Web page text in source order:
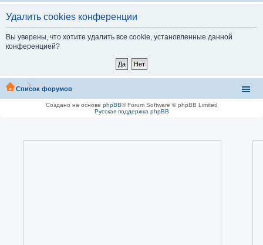
Удалить cookies конференции
Вы уверены, что хотите удалить все cookie, установленные данной
конференцией?
Список форумов
Создано на основе phpBB® Forum Software © phpBB Limited
Русская поддержка phpBB